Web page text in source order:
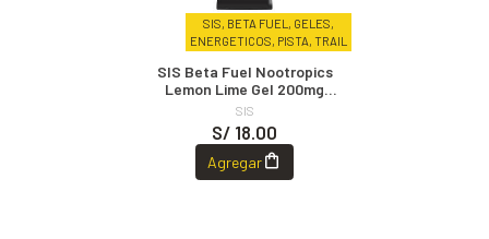
SIS, BETA FUEL, GELES,
ENERGETICOS, PISTA, TRAIL
SIS Beta Fuel Nootropics
Lemon Lime Gel 200mg
Cafeína
SIS
S/ 18.00
Agregar